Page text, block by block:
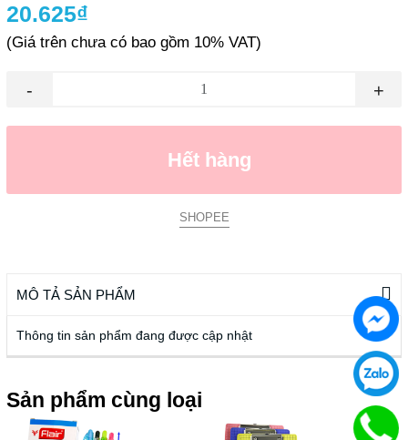
20.625₫
(Giá trên chưa có bao gồm 10% VAT)
- +
Hết hàng
SHOPEE
MÔ TẢ SẢN PHẨM
Thông tin sản phẩm đang được cập nhật
Sản phẩm cùng loại